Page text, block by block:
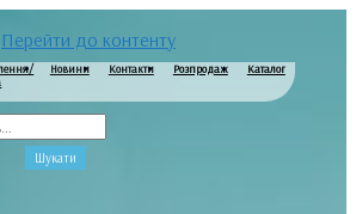
Перейти до контенту
Новини Контакти Розпродаж Каталог
Шукати